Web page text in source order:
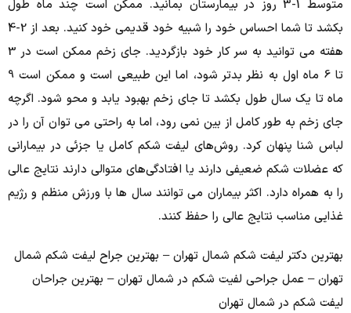
متوسط 1-3 روز در بیمارستان بمانید.
ممکن است چند ماه طول
بکشد تا شما احساس خود را شبیه خود قدیمی خود کنید.
بعد از 2-4
هفته می توانید به سر کار خود بازگردید.
جای زخم ممکن است در 3
تا 6 ماه اول به نظر بدتر شود، اما این طبیعی است و ممکن است 9
ماه تا یک سال طول بکشد تا جای زخم بهبود یابد و محو شود. اگرچه
جای زخم به طور کامل از بین نمی رود، اما به راحتی می توان آن را در
لباس شنا پنهان کرد. روش‌های لیفت شکم کامل یا جزئی در بیمارانی
که عضلات شکم ضعیفی دارند یا افتادگی‌های متوالی دارند نتایج عالی
را به همراه دارد. اکثر بیماران می توانند سال ها با ورزش منظم و رژیم
غذایی مناسب نتایج عالی را حفظ کنند.
بهترین دکتر لیفت شکم شمال تهران – بهترین جراح لیفت شکم شمال
تهران – عمل جراحی لفیت شکم در شمال تهران – بهترین جراحان
لیفت شکم در شمال تهران